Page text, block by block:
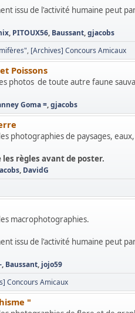
issu de l'activité humaine peut
, PITOUX56, Baussant,gjacobs
[Archives] Concours Amicaux
Poissons
photos de toute autre faune
Goma =,gjacobs
photographies de paysages,
règles avant de poster.
, DavidG
macrophotographies.
issu de l'activité humaine peut
, Baussant, jojo59
Concours Amicaux
"